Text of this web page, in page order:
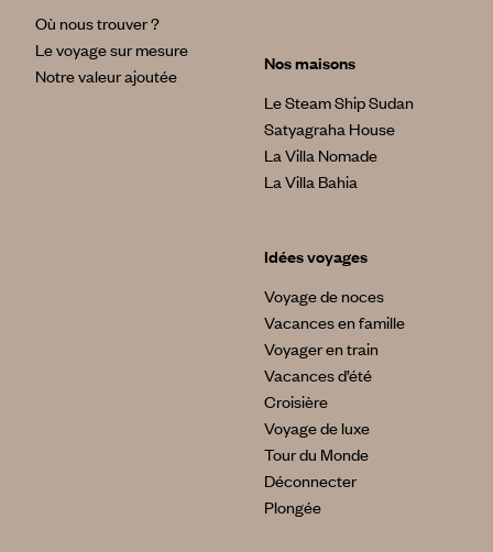
Où nous trouver ?
Le voyage sur mesure
Notre valeur ajoutée
Nos maisons
Le Steam Ship Sudan
Satyagraha House
La Villa Nomade
La Villa Bahia
Idées voyages
Voyage de noces
Vacances en famille
Voyager en train
Vacances d’été
Croisière
Voyage de luxe
Tour du Monde
Déconnecter
Plongée